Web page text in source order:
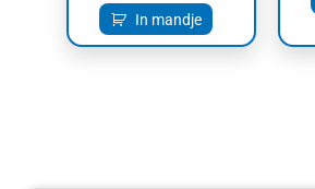
In mandje